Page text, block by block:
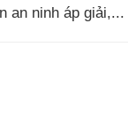
an ninh áp giải,...